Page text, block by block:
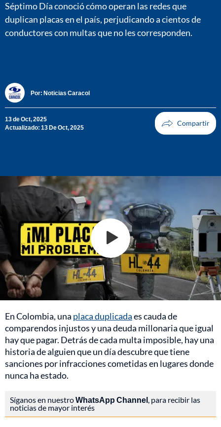
Séptimo Día conoció cómo operan las redes que
duplican placas en el país, perjudicando a cientos de
conductores con multas que no les corresponden.
Por: Noticias Caracol
13 de Oct, 2025
Actualizado: 13 De Oct, 2025
En Colombia, una placa duplicadaes cauda de
comparendos injustos y una deuda millonaria que igual
hay que pagar. Detrás de cada multa imposible, hay una
historia de alguien que un día descubre que tiene
sanciones por infracciones cometidas en lugares donde
nunca ha estado.
Síganos en nuestroWhatsApp Channel, para recibir las
noticias de mayor interés